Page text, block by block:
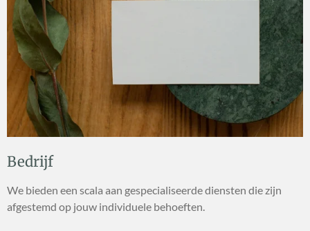
Bedrijf
We bieden een scala aan gespecialiseerde diensten die zijn
afgestemd op jouw individuele behoeften.